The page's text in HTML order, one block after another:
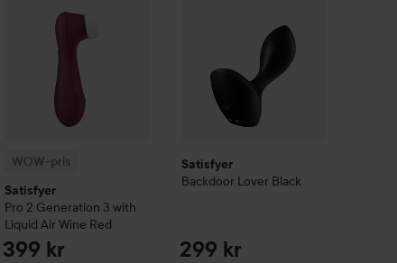
WOW-pris
Satisfyer
Pro 2 Generation 3 with
Liquid Air Wine Red
399 kr
Satisfyer
Backdoor Lover Black
299 kr